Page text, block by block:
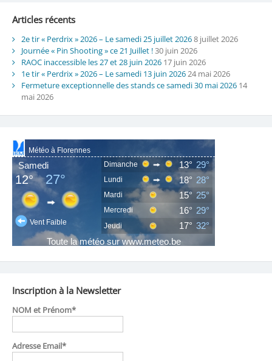
Articles récents
2e tir « Perdrix » 2026 – Le samedi 25 juillet 20268 juillet 2026
Journée « Pin Shooting » ce 21 Juillet !30 juin 2026
RAOC inaccessible les 27 et 28 juin 2026 17 juin 2026
1e tir « Perdrix » 2026 – Le samedi 13 juin 202624 mai 2026
Fermeture exceptionnelle des stands ce samedi 30 mai 2026 14
mai 2026
Inscription à la Newsletter
NOM et Prénom*
Adresse Email*